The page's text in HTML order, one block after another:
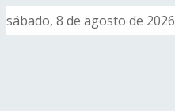
sábado, 8 de agosto de 2026